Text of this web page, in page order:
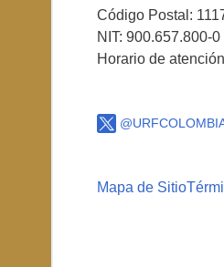
Código Postal:
NIT: 900.657.800-0
Horario de
Mapa de Sitio